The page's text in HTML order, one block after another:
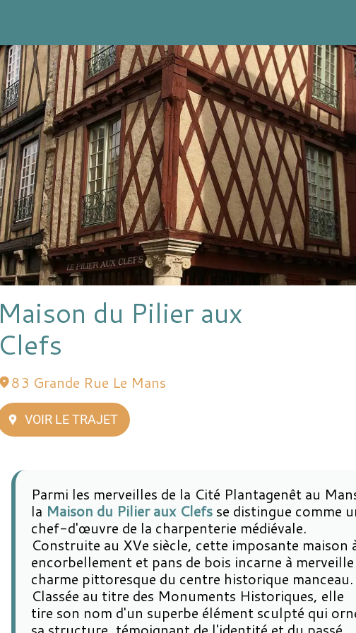
Maison du Pilier aux
Clefs
83 Grande Rue Le Mans
VOIR LE TRAJET
Parmi les merveilles de la Cité Plantagenêt au
la Maison du Pilier aux Clefs se distingue comme
chef-d'œuvre de la charpenterie médiévale.
Construite au XVe siècle, cette imposante maison
encorbellement et pans de bois incarne à
charme pittoresque du centre historique manceau.
Classée au titre des Monuments Historiques, elle
tire son nom d'un superbe élément sculpté qui